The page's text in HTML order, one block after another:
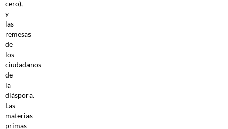
cero),
y
las
remesas
de
los
ciudadanos
de
la
diáspora.
Las
materias
primas